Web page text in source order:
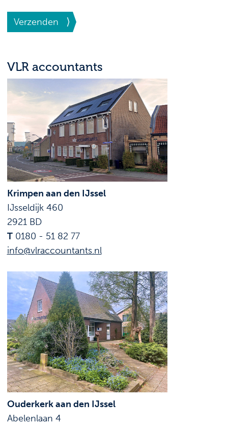
Verzenden
VLR accountants
Krimpen aan den IJssel
IJsseldijk 460
2921 BD
T0180 - 51 82 77
info@vlraccountants.nl
Ouderkerk aan den IJssel
Abelenlaan 4